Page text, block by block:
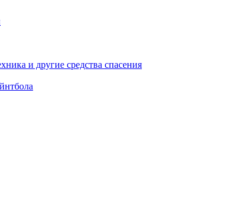
и другие средства спасения